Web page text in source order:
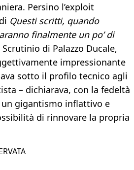
Persino l’exploit
Questi scritti, quando
finalmente un po’ di
di Palazzo Ducale,
impressionante
sotto il profilo tecnico agli
– dichiarava, con la fedeltà
gigantismo inflattivo e
di rinnovare la propria